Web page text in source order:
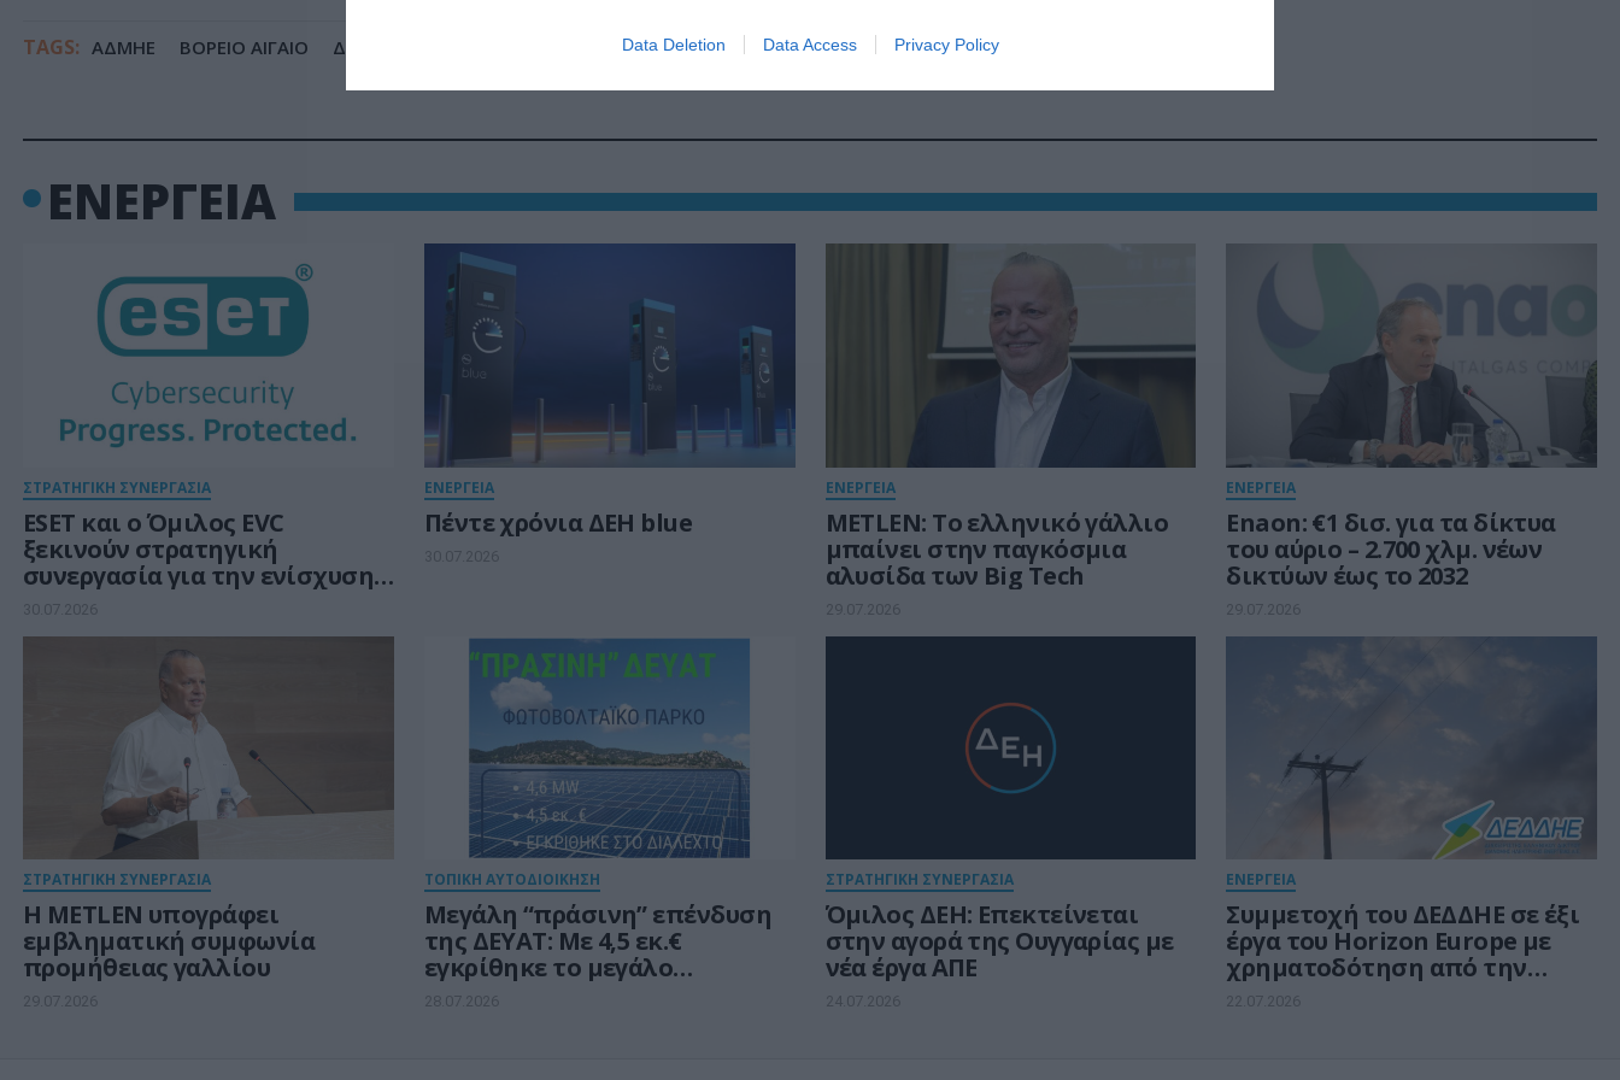
Data Deletion Data Access Privacy Policy
TAGS: ΑΔΜΗΕ ΒΟΡΕΙΟ ΑΙΓΑΙΟ ΔΩΔΕΚΑΝΗΣΑ
ΕΝΕΡΓΕΙΑ
ΣΤΡΑΤΗΓΙΚΗ ΣΥΝΕΡΓΑΣΙΑ
ESET και ο Όμιλος EVC
ξεκινούν στρατηγική
συνεργασία για την ενίσχυση
της ανθεκτικότητας της
Ευρώπης στους τομείς
κυβερνοασφάλειας και
30.07.2026
ΕΝΕΡΓΕΙΑ
Πέντε χρόνια ΔΕΗ blue
30.07.2026
ΕΝΕΡΓΕΙΑ
METLEN: Το ελληνικό γάλλιο
μπαίνει στην παγκόσμια
αλυσίδα των Big Tech
29.07.2026
ΕΝΕΡΓΕΙΑ
Enaon: €1 δισ. για τα δίκτυα
του αύριο – 2.700 χλμ. νέων
δικτύων έως το 2032
29.07.2026
ΣΤΡΑΤΗΓΙΚΗ ΣΥΝΕΡΓΑΣΙΑ
Η METLEN υπογράφει
εμβληματική συμφωνία
προμήθειας γαλλίου
29.07.2026
ΤΟΠΙΚΗ ΑΥΤΟΔΙΟΙΚΗΣΗ
Μεγάλη “πράσινη” επένδυση
της ΔΕΥΑΤ: Με 4,5 εκ.€
εγκρίθηκε το μεγάλο
φωτοβολταϊκό των 4,6 MW
28.07.2026
ΣΤΡΑΤΗΓΙΚΗ ΣΥΝΕΡΓΑΣΙΑ
Όμιλος ΔΕΗ: Επεκτείνεται
στην αγορά της Ουγγαρίας με
νέα έργα ΑΠΕ
24.07.2026
ΕΝΕΡΓΕΙΑ
Συμμετοχή του ΔΕΔΔΗΕ σε έξι
έργα του Horizon Europe με
χρηματοδότηση από την
Κομισιόν
22.07.2026